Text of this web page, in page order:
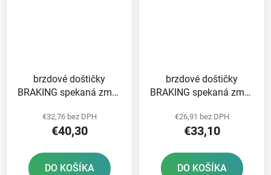
brzdové doštičky
BRAKING spekaná zmes
€32,76 bez DPH
€40,30
DO KOŠÍKA
brzdové doštičky
BRAKING spekaná zmes
€26,91 bez DPH
€33,10
DO KOŠÍKA